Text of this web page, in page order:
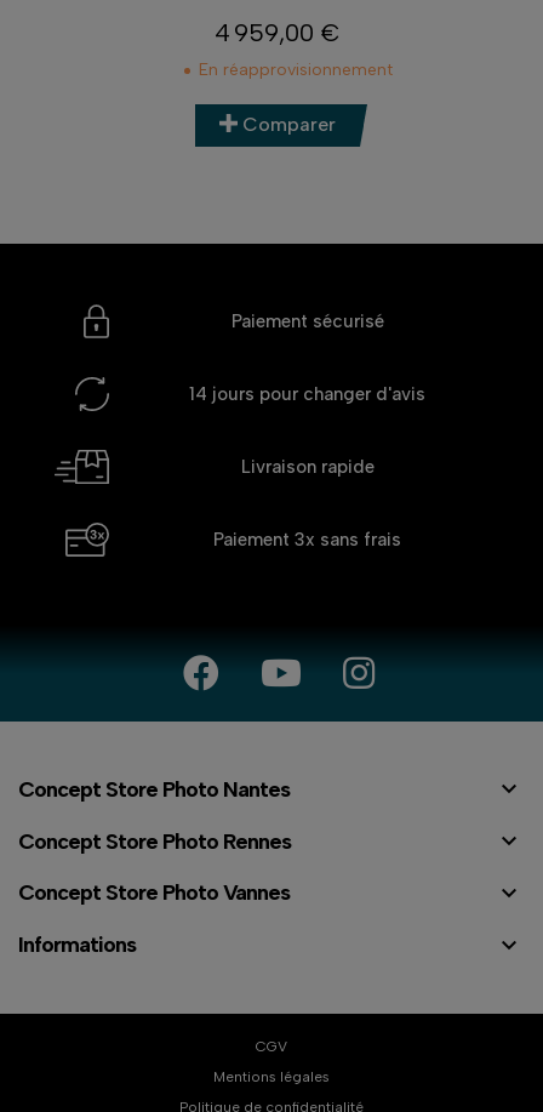
Prix
4 959,00 €
En réapprovisionnement
Comparer
Paiement sécurisé
14 jours pour changer d'avis
Livraison rapide
Paiement 3x sans frais
Concept Store Photo Nantes 
Concept Store Photo Rennes 
Concept Store Photo Vannes 
Informations 
CGV
Mentions légales
Politique de confidentialité